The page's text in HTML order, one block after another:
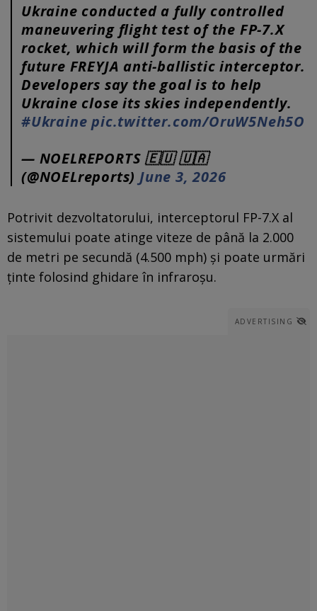
Ukraine conducted a fully controlled
maneuvering flight test of the FP-7.X
rocket, which will form the basis of the
future FREYJA anti-ballistic interceptor.
Developers say the goal is to help
Ukraine close its skies independently.
#Ukraine pic.twitter.com/OruW5Neh5O
— NOELREPORTS 🇪🇺 🇺🇦
(@NOELreports) June 3, 2026
Potrivit dezvoltatorului, interceptorul FP-7.X al
sistemului poate atinge viteze de până la 2.000
de metri pe secundă (4.500 mph) și poate urmări
ținte folosind ghidare în infraroșu.
ADVERTISING